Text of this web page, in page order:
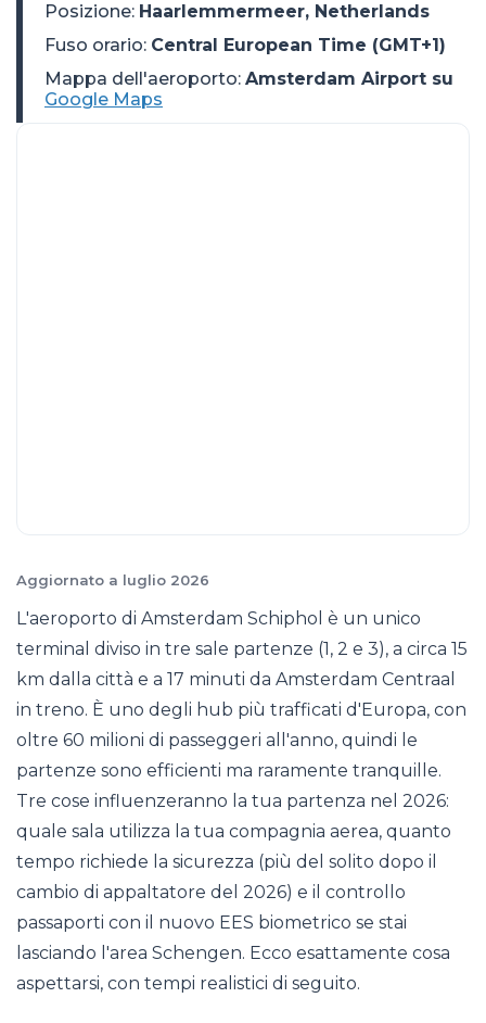
Aggiornato a luglio 2026
L'aeroporto di Amsterdam Schiphol è un unico
terminal diviso in tre sale partenze (1, 2 e 3), a circa 15
km dalla città e a 17 minuti da Amsterdam Centraal
in treno. È uno degli hub più trafficati d'Europa, con
oltre 60 milioni di passeggeri all'anno, quindi le
partenze sono efficienti ma raramente tranquille.
Tre cose influenzeranno la tua partenza nel 2026:
quale sala utilizza la tua compagnia aerea, quanto
tempo richiede la sicurezza (più del solito dopo il
cambio di appaltatore del 2026) e il controllo
passaporti con il nuovo EES biometrico se stai
lasciando l'area Schengen. Ecco esattamente cosa
aspettarsi, con tempi realistici di seguito.
Posizione: Haarlemmermeer, Netherlands
Fuso orario: Central European Time (GMT+1)
Mappa dell'aeroporto: Amsterdam Airport su
Google Maps